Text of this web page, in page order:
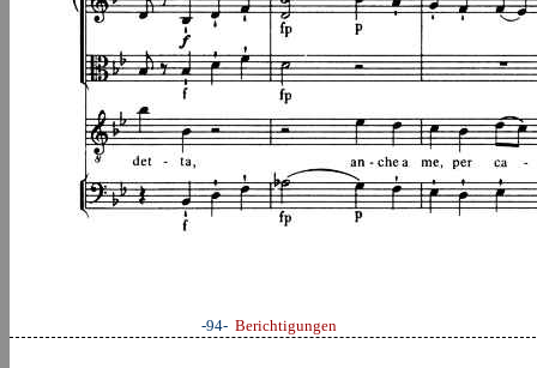
-94- Berichtigungen